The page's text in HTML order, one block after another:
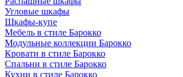
Угловые шкафы
Шкафы-купе
Мебель в стиле Барокко
Модульные коллекции Барокко
Кровати в стиле Барокко
Спальни в стиле Барокко
Кухни в стиле Барокко